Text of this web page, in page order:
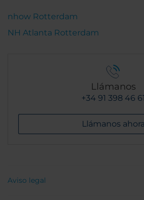
nhow Rotterdam
NH Atlanta Rotterdam
Llámanos
+34 91 398 46 61
Llámanos ahora
Aviso legal